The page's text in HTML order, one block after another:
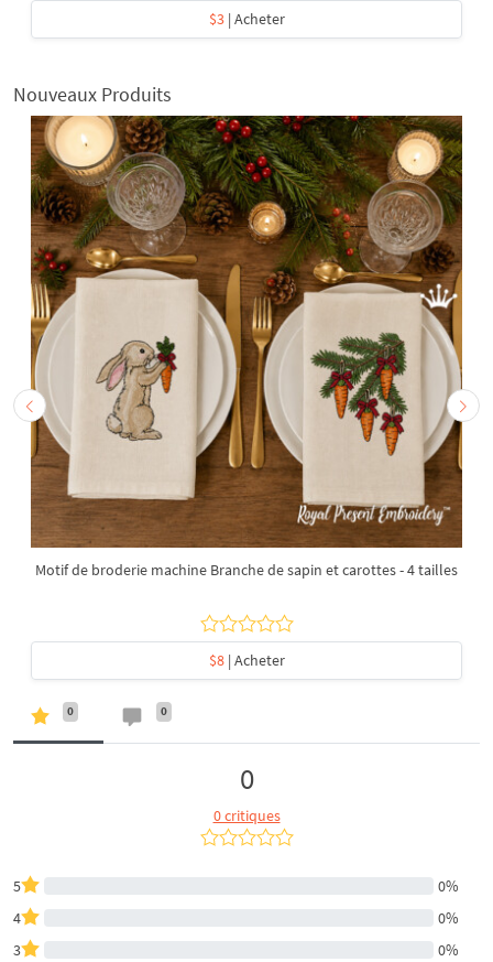
$3| Acheter
Nouveaux Produits
Motif de broderie machine Branche de sapin et carottes - 4 tailles
$8| Acheter
0 0
0
0 critiques
5
0%
4
0%
3
0%